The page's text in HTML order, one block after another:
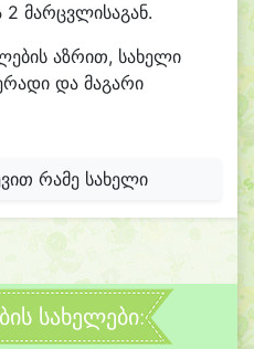
2 მარცვლისაგან.
აზრით, სახელი
და მაგარი
რამე სახელი
სახელები: